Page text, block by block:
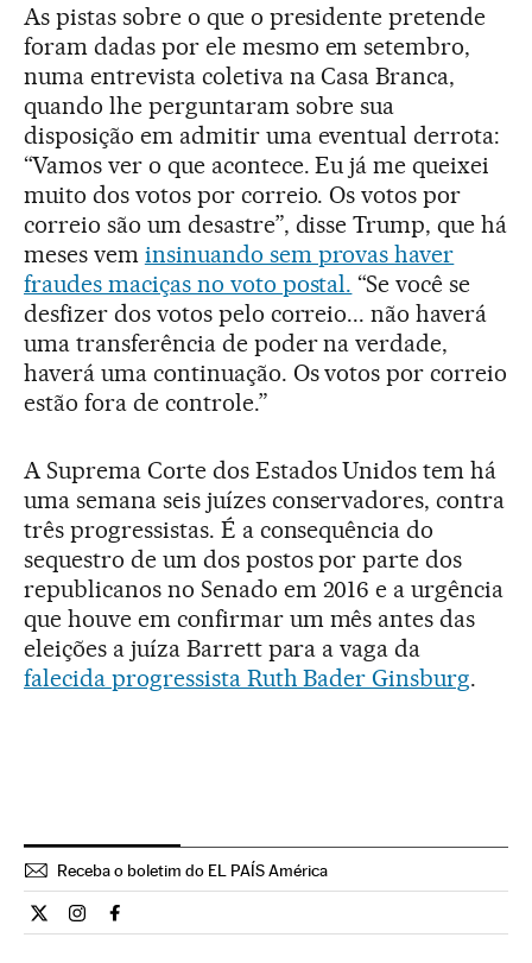
As pistas sobre o que o presidente pretende
foram dadas por ele mesmo em setembro,
numa entrevista coletiva na Casa Branca,
quando lhe perguntaram sobre sua
disposição em admitir uma eventual derrota:
“Vamos ver o que acontece. Eu já me queixei
muito dos votos por correio. Os votos por
correio são um desastre”, disse Trump, que há
meses vem insinuando sem provas haver
fraudes maciças no voto postal. “Se você se
desfizer dos votos pelo correio... não haverá
uma transferência de poder na verdade,
haverá uma continuação. Os votos por correio
estão fora de controle.”
A Suprema Corte dos Estados Unidos tem há
uma semana seis juízes conservadores, contra
três progressistas. É a consequência do
sequestro de um dos postos por parte dos
republicanos no Senado em 2016 e a urgência
que houve em confirmar um mês antes das
eleições a juíza Barrett para a vaga da
falecida progressista Ruth Bader Ginsburg.
Receba o boletim do EL PAÍS América
Internacional El País Brasil en Twitter
Internacional El País Brasil en Instagram
Internacional El País Brasil en Facebook